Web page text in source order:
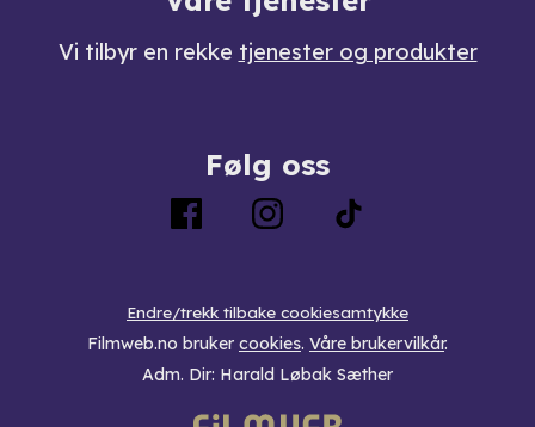
Vi tilbyr en rekke tjenester og produkter
Følg oss
Endre/trekk tilbake cookiesamtykke
Filmweb.no bruker cookies. Våre brukervilkår.
Adm. Dir: Harald Løbak Sæther